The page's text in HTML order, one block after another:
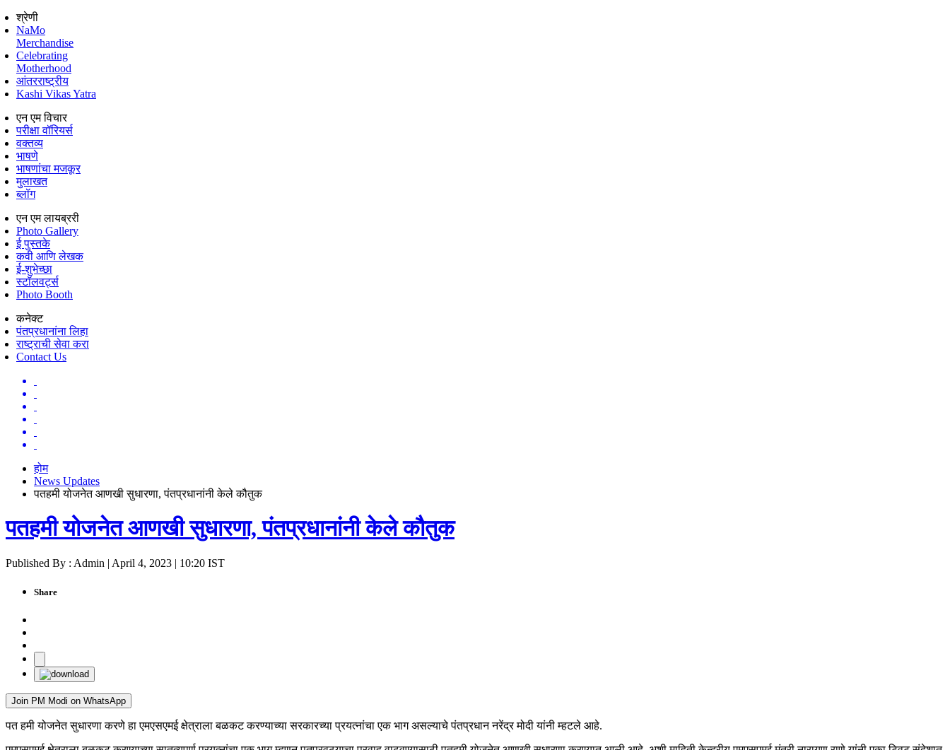
श्रेणी
NaMo
Merchandise
Celebrating
Motherhood
आंतरराष्ट्रीय
Kashi Vikas Yatra
एन एम विचार
परीक्षा वॉरियर्स
वक्तव्य
भाषणे
भाषणांचा मजकूर
मुलाखत
ब्लॉग
एन एम लायब्ररी
Photo Gallery
ई पुस्तके
कवी आणि लेखक
ई-शुभेच्छा
स्टॉलवर्ट्स
Photo Booth
कनेक्ट
पंतप्रधानांना लिहा
राष्ट्राची सेवा करा
Contact Us
होम
News Updates
पतहमी योजनेत आणखी सुधारणा, पंतप्रधानांनी केले कौतुक
पतहमी योजनेत आणखी सुधारणा, पंतप्रधानांनी केले कौतुक
Published By : Admin | April 4, 2023 | 10:20 IST
Share
Join PM Modi on WhatsApp
पत हमी योजनेत सुधारणा करणे हा एमएसएमई क्षेत्राला बळकट करण्याच्या सरकारच्या प्रयत्नांचा एक भाग असल्याचे पंतप्रधान नरेंद्र मोदी यांनी म्हटले आहे.